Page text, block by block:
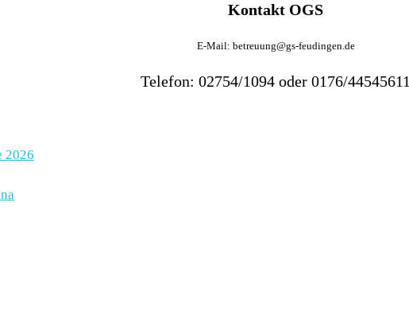
Kontakt OGS
E-Mail: betreuung@gs-feudingen.de
Telefon: 02754/1094 oder 0176/44545611
2026